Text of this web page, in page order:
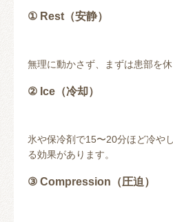
① Rest（安静）
無理に動かさず、まずは患部を休
② Ice（冷却）
氷や保冷剤で15〜20分ほど冷や
る効果があります。
③ Compression（圧迫）